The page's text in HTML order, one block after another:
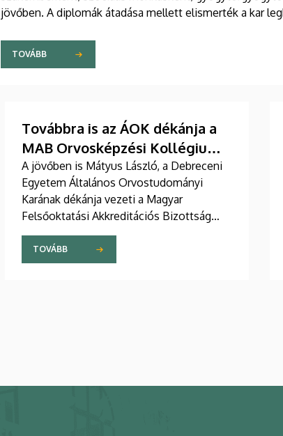
jövőben. A diplomák átadása mellett elismerték a kar
TOVÁBB
Továbbra is az ÁOK dékánja a
MAB Orvosképzési Kollégiuma
élén
A jövőben is Mátyus László, a Debreceni
Egyetem Általános Orvostudományi
Karának dékánja vezeti a Magyar
Felsőoktatási Akkreditációs Bizottság
(MAB) Orvosképzési Kollégiumát. A
testület tagjai újabb három évre szavaztak
bizalmat a professzornak.
TOVÁBB